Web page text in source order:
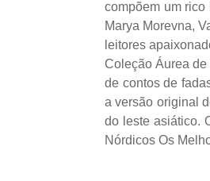
compõem um rico
Marya Morevna,
leitores
Coleção Áurea
de contos de
a versão original
do leste asiático.
Nórdicos Os